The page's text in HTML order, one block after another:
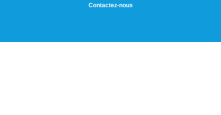
Contactez-nous